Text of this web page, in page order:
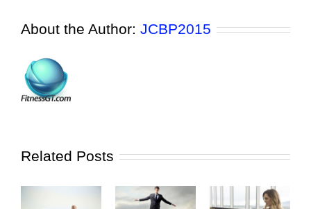
About the Author: JCBP2015
Related Posts